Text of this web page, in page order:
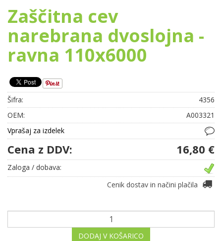
Zaščitna cev
narebrana dvoslojna -
ravna 110x6000
Šifra:
4356
OEM:
A003321
Vprašaj za izdelek
Cena z DDV: 16,80 €
Zaloga / dobava:
Cenik dostav in načini plačila
DODAJ V KOŠARICO